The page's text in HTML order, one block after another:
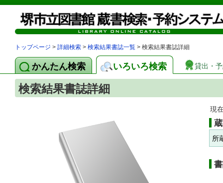
トップページ > 詳細検索 > 検索結果書誌一覧 > 検索結果書誌詳細
かんたん検索 いろいろ検索 貸出・
検索結果書誌詳細
現
所